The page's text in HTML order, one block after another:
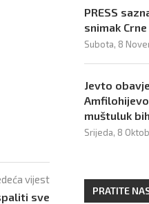
vijest
sve
PRESS
snimak
Subota, 8
Jevto
muštuluk
Srijeda, 8
PRATITE